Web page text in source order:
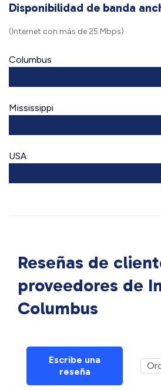
Disponibilidad de banda
(Internet con más de 25 Mbps)
Columbus
Mississippi
USA
Reseñas de
proveedores de
Columbus
Escribe una
reseña